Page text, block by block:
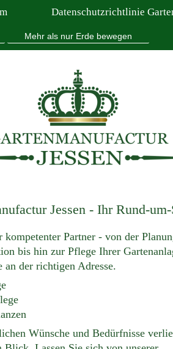
Datenschutzrichtlinie
Mehr als nur Erde bewegen
Jessen - Ihr Rund-
Partner - von der
bis hin zur Pflege Ihrer
an der richtigen Adresse.
Wünsche und Bedürfnisse